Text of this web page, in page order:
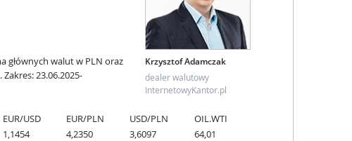
Krzysztof Adamczak
dealer walutowy
InternetowyKantor.pl
głównych walut w PLN oraz
23.06.2025-
EUR/USD EUR/PLN USD/PLN
OIL.WTI
1,1454 4,2350 3,6097
64,01